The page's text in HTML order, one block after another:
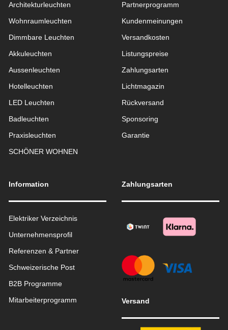
Architekturleuchten
Wohnraum­leuchten
Dimmbare Leuchten
Akkuleuchten
Aussen­leuchten
Hotelleuchten
LED Leuchten
Badleuchten
Praxisleuchten
SCHÖNER WOHNEN
Partnerprogramm
Kundenmeinungen
Versandkosten
Listungspreise
Zahlungsarten
Lichtmagazin
Rückversand
Sponsoring
Garantie
Information
Elektriker Verzeichnis
Unternehmensprofil
Referenzen & Partner
Schweizerische Post
B2B Programme
Mitarbeiterprogramm
Zahlungsarten
Versand